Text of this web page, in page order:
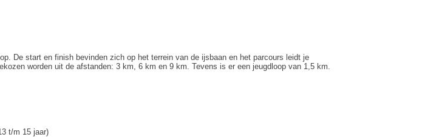
De start en finish bevinden zich op het terrein van de ijsbaan en het parcours leidt je
worden uit de afstanden: 3 km, 6 km en 9 km. Tevens is er een jeugdloop van 1,5 km.
t/m 15 jaar)